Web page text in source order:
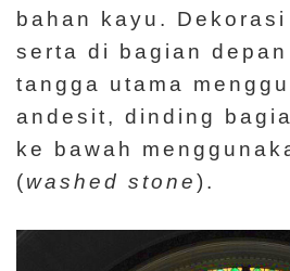
bahan kayu.
serta di bagian
tangga utama
andesit, dinding
ke bawah
(washed stone).